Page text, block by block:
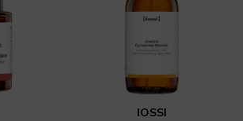
IOSSI